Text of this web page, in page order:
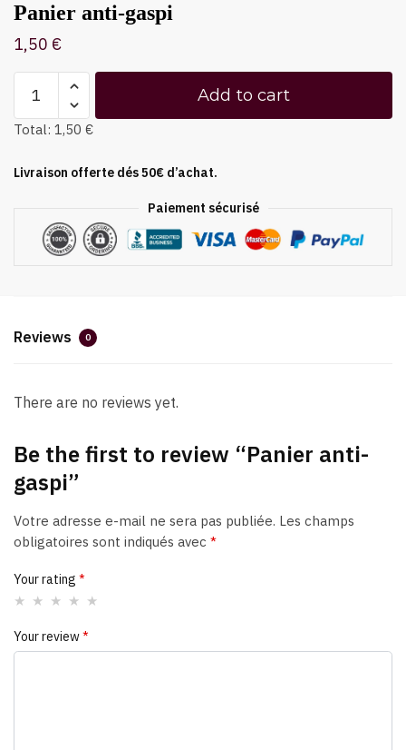
Panier anti-gaspi
1,50 €
Add to cart
Total: 1,50 €
Livraison offerte dés 50€ d’achat.
Paiement sécurisé
Reviews 0
There are no reviews yet.
Be the first to review “Panier anti-
gaspi”
Votre adresse e-mail ne sera pas publiée. Les champs
obligatoires sont indiqués avec *
Your rating *
Your review*